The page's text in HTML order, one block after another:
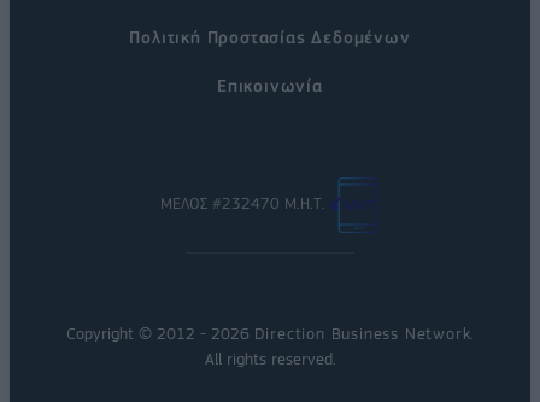
Πολιτική Προστασίας Δεδομένων
Επικοινωνία
ΜΕΛΟΣ #232470 Μ.Η.Τ.
Copyright © 2012 - 2026 Direction Business Network
All rights reserved.